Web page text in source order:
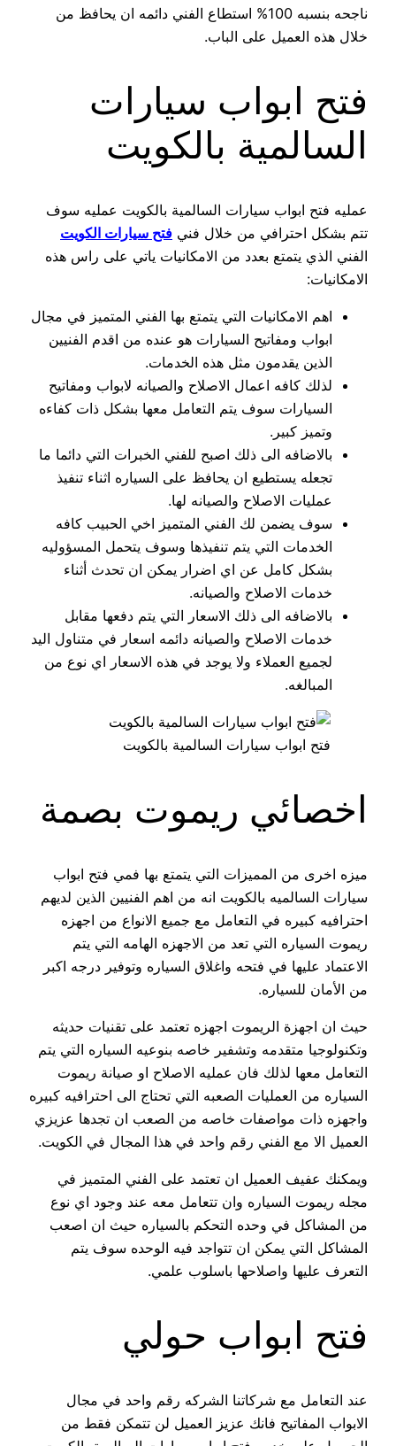
ناجحه بنسبه 100% استطاع الفني دائمه ان يحافظ من
خلال هذه العميل على الباب.
فتح ابواب سيارات
السالمية بالكويت
عمليه فتح ابواب سيارات السالمية بالكويت عمليه سوف
تتم بشكل احترافي من خلال فني فتح سيارات الكويت
الفني الذي يتمتع بعدد من الامكانيات ياتي على راس هذه
الامكانيات:
اهم الامكانيات التي يتمتع بها الفني المتميز في مجال
ابواب ومفاتيح السيارات هو عنده من اقدم الفنيين
الذين يقدمون مثل هذه الخدمات.
لذلك كافه اعمال الاصلاح والصيانه لابواب ومفاتيح
السيارات سوف يتم التعامل معها بشكل ذات كفاءه
وتميز كبير.
بالاضافه الى ذلك اصبح للفني الخبرات التي دائما ما
تجعله يستطيع ان يحافظ على السياره اثناء تنفيذ
عمليات الاصلاح والصيانه لها.
سوف يضمن لك الفني المتميز اخي الحبيب كافه
الخدمات التي يتم تنفيذها وسوف يتحمل المسؤوليه
بشكل كامل عن اي اضرار يمكن ان تحدث أثناء
خدمات الاصلاح والصيانه.
بالاضافه الى ذلك الاسعار التي يتم دفعها مقابل
خدمات الاصلاح والصيانه دائمه اسعار في متناول اليد
لجميع العملاء ولا يوجد في هذه الاسعار اي نوع من
المبالغه.
فتح ابواب سيارات السالمية بالكويت
اخصائي ريموت بصمة
ميزه اخرى من المميزات التي يتمتع بها فمي فتح ابواب
سيارات السالميه بالكويت انه من اهم الفنيين الذين لديهم
احترافيه كبيره في التعامل مع جميع الانواع من اجهزه
ريموت السياره التي تعد من الاجهزه الهامه التي يتم
الاعتماد عليها في فتحه واغلاق السياره وتوفير درجه اكبر
من الأمان للسياره.
حيث ان اجهزة الريموت اجهزه تعتمد على تقنيات حديثه
وتكنولوجيا متقدمه وتشفير خاصه بنوعيه السياره التي يتم
التعامل معها لذلك فان عمليه الاصلاح او صيانة ريموت
السياره من العمليات الصعبه التي تحتاج الى احترافيه كبيره
واجهزه ذات مواصفات خاصه من الصعب ان تجدها عزيزي
العميل الا مع الفني رقم واحد في هذا المجال في الكويت.
ويمكنك عفيف العميل ان تعتمد على الفني المتميز في
مجله ريموت السياره وان تتعامل معه عند وجود اي نوع
من المشاكل في وحده التحكم بالسياره حيث ان اصعب
المشاكل التي يمكن ان تتواجد فيه الوحده سوف يتم
التعرف عليها واصلاحها باسلوب علمي.
فتح ابواب حولي
عند التعامل مع شركاتنا الشركه رقم واحد في مجال
الابواب المفاتيح فانك عزيز العميل لن تتمكن فقط من